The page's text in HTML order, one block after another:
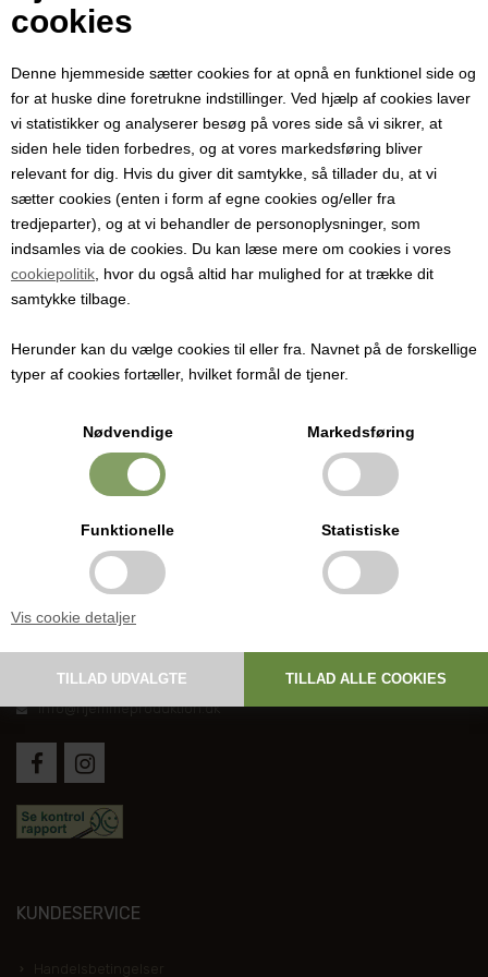
cookies
Denne hjemmeside sætter cookies for at opnå en funktionel side og
for at huske dine foretrukne indstillinger. Ved hjælp af cookies laver
vi statistikker og analyserer besøg på vores side så vi sikrer, at
siden hele tiden forbedres, og at vores markedsføring bliver
relevant for dig. Hvis du giver dit samtykke, så tillader du, at vi
sætter cookies (enten i form af egne cookies og/eller fra
tredjeparter), og at vi behandler de personoplysninger, som
indsamles via de cookies. Du kan læse mere om cookies i vores
cookiepolitik , hvor du også altid har mulighed for at trække dit
samtykke tilbage.
Herunder kan du vælge cookies til eller fra. Navnet på de forskellige
typer af cookies fortæller, hvilket formål de tjener.
Nødvendige Markedsføring
Funktionelle Statistiske
Vis cookie detaljer
Modtager e-mail
Besked
DANSK HJEMMEPRODUKTION
+45 6267 1447
info@hjemmeproduktion.dk
KUNDESERVICE
Handelsbetingelser